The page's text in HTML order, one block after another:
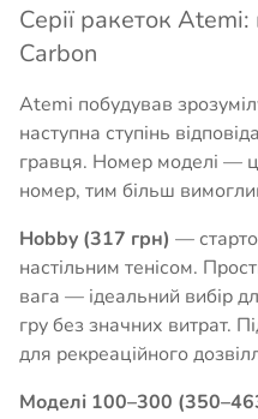
Серії ракеток
Carbon
Atemi побудував
наступна ступінь
гравця. Номер моделі —
номер, тим більш
Hobby (317 грн) —
настільним тенісом.
вага — ідеальний вибір
гру без значних витрат.
для рекреаційного
Моделі 100–300